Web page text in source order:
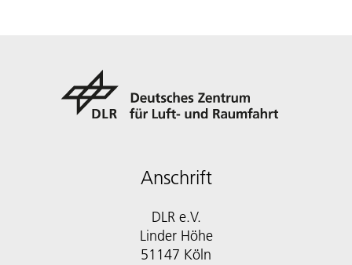
Anschrift
DLR e.V.
Linder Höhe
51147 Köln